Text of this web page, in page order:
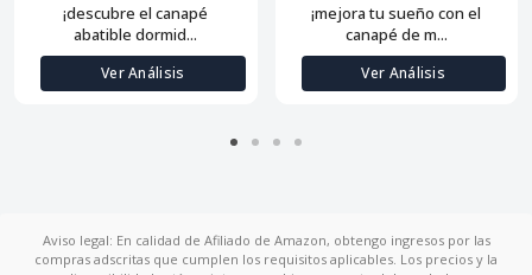
¡descubre el canapé
abatible dormid...
Ver Análisis
¡mejora tu sueño con el
canapé de m...
Ver Análisis
Aviso legal: En calidad de Afiliado de Amazon, obtengo ingresos por las
compras adscritas que cumplen los requisitos aplicables. Los precios y la